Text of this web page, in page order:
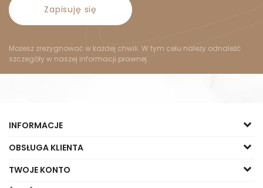
Zapisuję się
Możesz zrezygnować w każdej chwili. W tym celu należy odnaleźć
szczegóły w naszej informacji prawnej.
INFORMACJE
OBSŁUGA KLIENTA
TWOJE KONTO